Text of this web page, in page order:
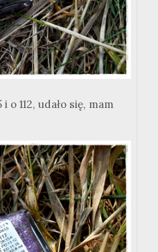
o 112, udało się, mam